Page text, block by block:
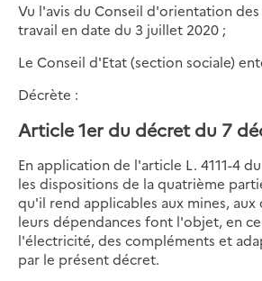
Vu l'avis du Conseil d'orientation
travail en date du 3 juillet 2020 ;
Le Conseil d'Etat (section sociale)
Décrète :
Article 1er du décret du 7
En application de l'article L. 4111-4
les dispositions de la quatrième
qu'il rend applicables aux mines, aux
leurs dépendances font l'objet, en
l'électricité, des compléments et
par le présent décret.